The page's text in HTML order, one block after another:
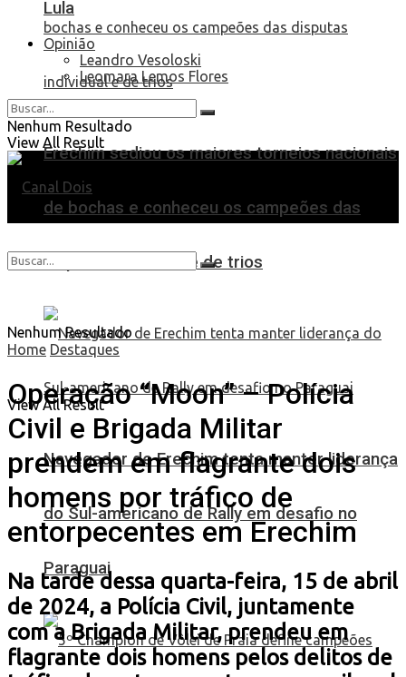
Erechim sediou os maiores torneios nacionais
de bochas e conheceu os campeões das
disputas individual e de trios
Navegador de Erechim tenta manter liderança
do Sul-americano de Rally em desafio no
Paraguai
Lula
Opinião
Leandro Vesoloski
Leomara Lemos Flores
Nenhum Resultado
View All Result
Nenhum Resultado
View All Result
Home Destaques
Operação “Moon” – Polícia
Civil e Brigada Militar
prendem em flagrante dois
homens por tráfico de
entorpecentes em Erechim
Na tarde dessa quarta-feira, 15 de abril
de 2024, a Polícia Civil, juntamente
com a Brigada Militar, prendeu em
flagrante dois homens pelos delitos de